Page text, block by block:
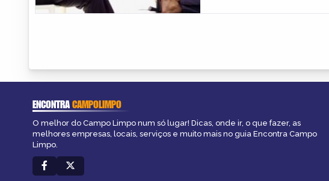
ENCONTRACAMPOLIMPO
O melhor do Campo Limpo num só lugar! Dicas, onde ir, o que fazer, as
melhores empresas, locais, serviços e muito mais no guia Encontra Campo
Limpo.